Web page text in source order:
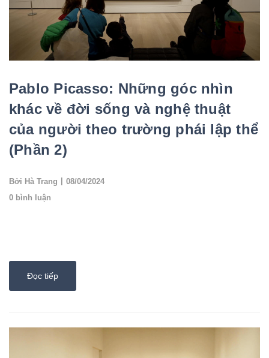
Pablo Picasso: Những góc nhìn
khác về đời sống và nghệ thuật
của người theo trường phái lập thể
(Phần 2)
Bởi Hà Trang
08/04/2024
0 bình luận
Đọc tiếp